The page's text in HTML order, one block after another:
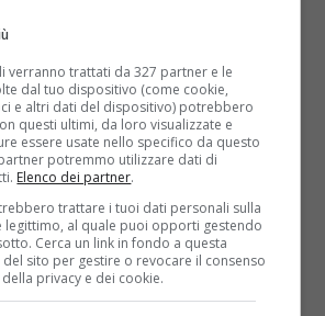
farlo
dubbio in merito
ecco. Forse la Paltrow
cometestimonial in incognito?
ha voluto effettuare una
seguito alle sue dichiarazioni,
giornaliste; secondo i risultati, il
avrebbeun effetto
e il suo costo – circa 50
non sarebbe così eccessivo: “E’ una
vagina
verranno trattati da 327 partner e le
dal tuo dispositivo (come cookie,
e altri dati del dispositivo) potrebbero
questi ultimi, da loro visualizzate e
essere usate nello specifico da questo
potremmo utilizzare dati di
Elenco dei partner.
trattare i tuoi dati personali sulla
legittimo, al quale puoi opporti gestendo
Cerca un link in fondo a questa
sito per gestire o revocare il consenso
privacy e dei cookie.